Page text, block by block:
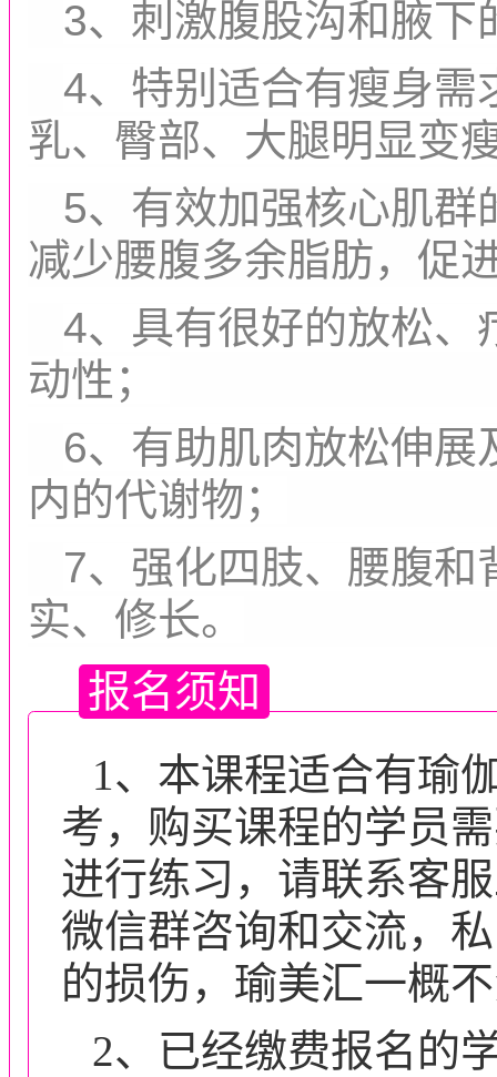
3、刺激腹股沟和腋下
4、特别适合有瘦身需
乳、臀部、大腿明显变
5、有效加强核心肌群
减少腰腹多余脂肪，促
4、具有很好的放松、
动性；
6、有助肌肉放松伸展
内的代谢物；
7、强化四肢、腰腹和
实、修长。
报名须知
1、本课程适合有瑜
考，购买课程的学员
进行练习，请联系客
微信群咨询和交流，
的损伤，瑜美汇一概
2、已经缴费报名的